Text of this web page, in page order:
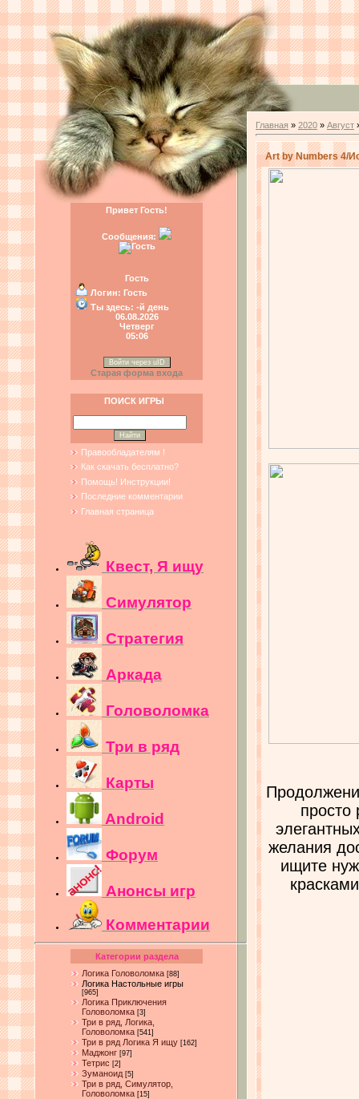
Привет Гость!
Сообщения:
Гость
Логин: Гость
Ты здесь: -й день
06.08.2026
Четверг
05:06
Войти через uID
Старая форма входа
ПОИСК ИГРЫ
Правообладателям !
Как скачать бесплатно?
Помощь! Инструкции!
Последние комментарии
Главная страница
Квест, Я ищу
Симулятор
Стратегия
Аркада
Головоломка
Три в ряд
Карты
Android
Форум
Анонсы игр
Комментарии
Категории раздела
Логика Головоломка [88]
Логика Настольные игры
[965]
Логика Приключения
Головоломка [3]
Три в ряд, Логика,
Головоломка [541]
Три в ряд Логика Я ищу [162]
Маджонг [97]
Тетрис [2]
Зуманоид [5]
Три в ряд, Симулятор,
Головоломка [15]
Главная » 2020 » Август
Art by Numbers 4/
просто
желания
ищите